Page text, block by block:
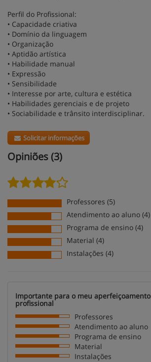
Perfil do Profissional:
• Capacidade criativa
• Domínio da linguagem
• Organização
• Aptidão artística
• Habilidade manual
• Expressão
• Sensibilidade
• Interesse por arte, cultura e estética
• Habilidades gerenciais e de projeto
• Sociabilidade e trânsito interdisciplinar.
Solicitar informações
Opiniões (3)
Professores (5)
Atendimento ao aluno (4)
Programa de ensino (4)
Material (4)
Instalações (4)
Importante para o meu aperfeiçoamento
profissional
Professores
Atendimento ao aluno
Programa de ensino
Material
Instalações